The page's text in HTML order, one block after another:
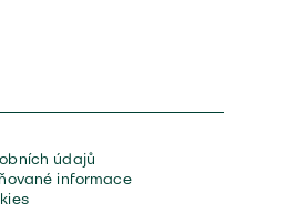
údajů
informace